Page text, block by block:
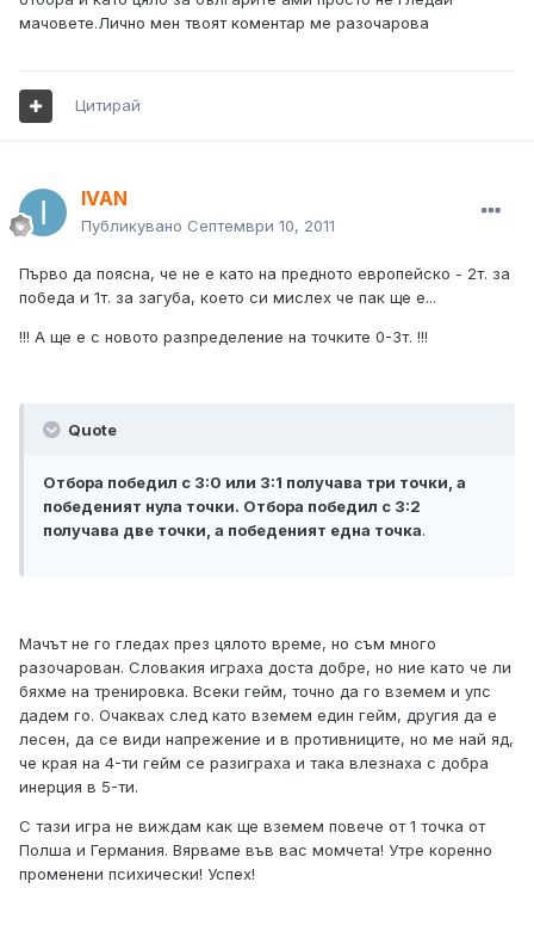
мачовете.Лично мен твоят коментар ме разочарова
Цитирай
IVAN
Публикувано Септември 10, 2011
Първо да поясна, че не е като на предното европейско - 2т. за
победа и 1т. за загуба, което си мислех че пак ще е...
!!! А ще е с новото разпределение на точките 0-3т. !!!
Quote
Отбора победил с 3:0 или 3:1 получава три точки, а
победеният нула точки. Отбора победил с 3:2
получава две точки, а победеният една точка.
Мачът не го гледах през цялото време, но съм много
разочарован. Словакия играха доста добре, но ние като че ли
бяхме на тренировка. Всеки гейм, точно да го вземем и упс
дадем го. Очаквах след като вземем един гейм, другия да е
лесен, да се види напрежение и в противниците, но ме най яд,
че края на 4-ти гейм се разиграха и така влезнаха с добра
инерция в 5-ти.
С тази игра не виждам как ще вземем повече от 1 точка от
Полша и Германия. Вярваме във вас момчета! Утре коренно
променени психически! Успех!